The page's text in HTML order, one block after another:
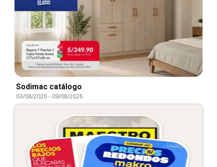
Sodimac catálogo
03/08/2026- 09/08/2026